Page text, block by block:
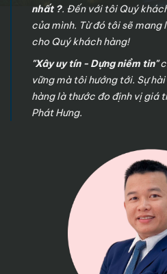
nhất ?. Đến với tôi Quý
của mình. Từ đó tôi sẽ
cho Quý khách hàng!
"Xây uy tín - Dựng niềm tin"
vững mà tôi hướng tới. Sự
hàng là thước đo định vị giá
Phát Hưng.